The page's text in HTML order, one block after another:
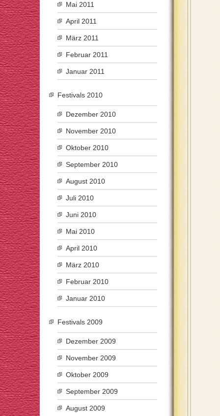
Mai 2011
April 2011
März 2011
Februar 2011
Januar 2011
Festivals 2010
Dezember 2010
November 2010
Oktober 2010
September 2010
August 2010
Juli 2010
Juni 2010
Mai 2010
April 2010
März 2010
Februar 2010
Januar 2010
Festivals 2009
Dezember 2009
November 2009
Oktober 2009
September 2009
August 2009